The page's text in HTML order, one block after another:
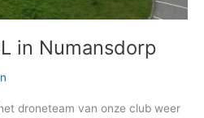
in Numansdorp
droneteam van onze club weer